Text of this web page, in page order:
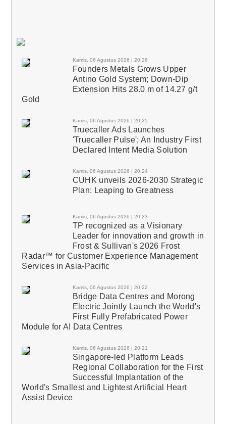
Kamis, 06 Agustus 2026 | 20:26
Founders Metals Grows Upper
Antino Gold System; Down-Dip
Extension Hits 28.0 m of 14.27 g/t
Gold
Kamis, 06 Agustus 2026 | 20:25
Truecaller Ads Launches
'Truecaller Pulse'; An Industry First
Declared Intent Media Solution
Kamis, 06 Agustus 2026 | 20:24
CUHK unveils 2026-2030 Strategic
Plan: Leaping to Greatness
Kamis, 06 Agustus 2026 | 20:23
TP recognized as a Visionary
Leader for innovation and growth in
Frost & Sullivan's 2026 Frost
Radar™ for Customer Experience Management
Services in Asia-Pacific
Kamis, 06 Agustus 2026 | 20:22
Bridge Data Centres and Morong
Electric Jointly Launch the World's
First Fully Prefabricated Power
Module for AI Data Centres
Kamis, 06 Agustus 2026 | 20:21
Singapore-led Platform Leads
Regional Collaboration for the First
Successful Implantation of the
World's Smallest and Lightest Artificial Heart
Assist Device